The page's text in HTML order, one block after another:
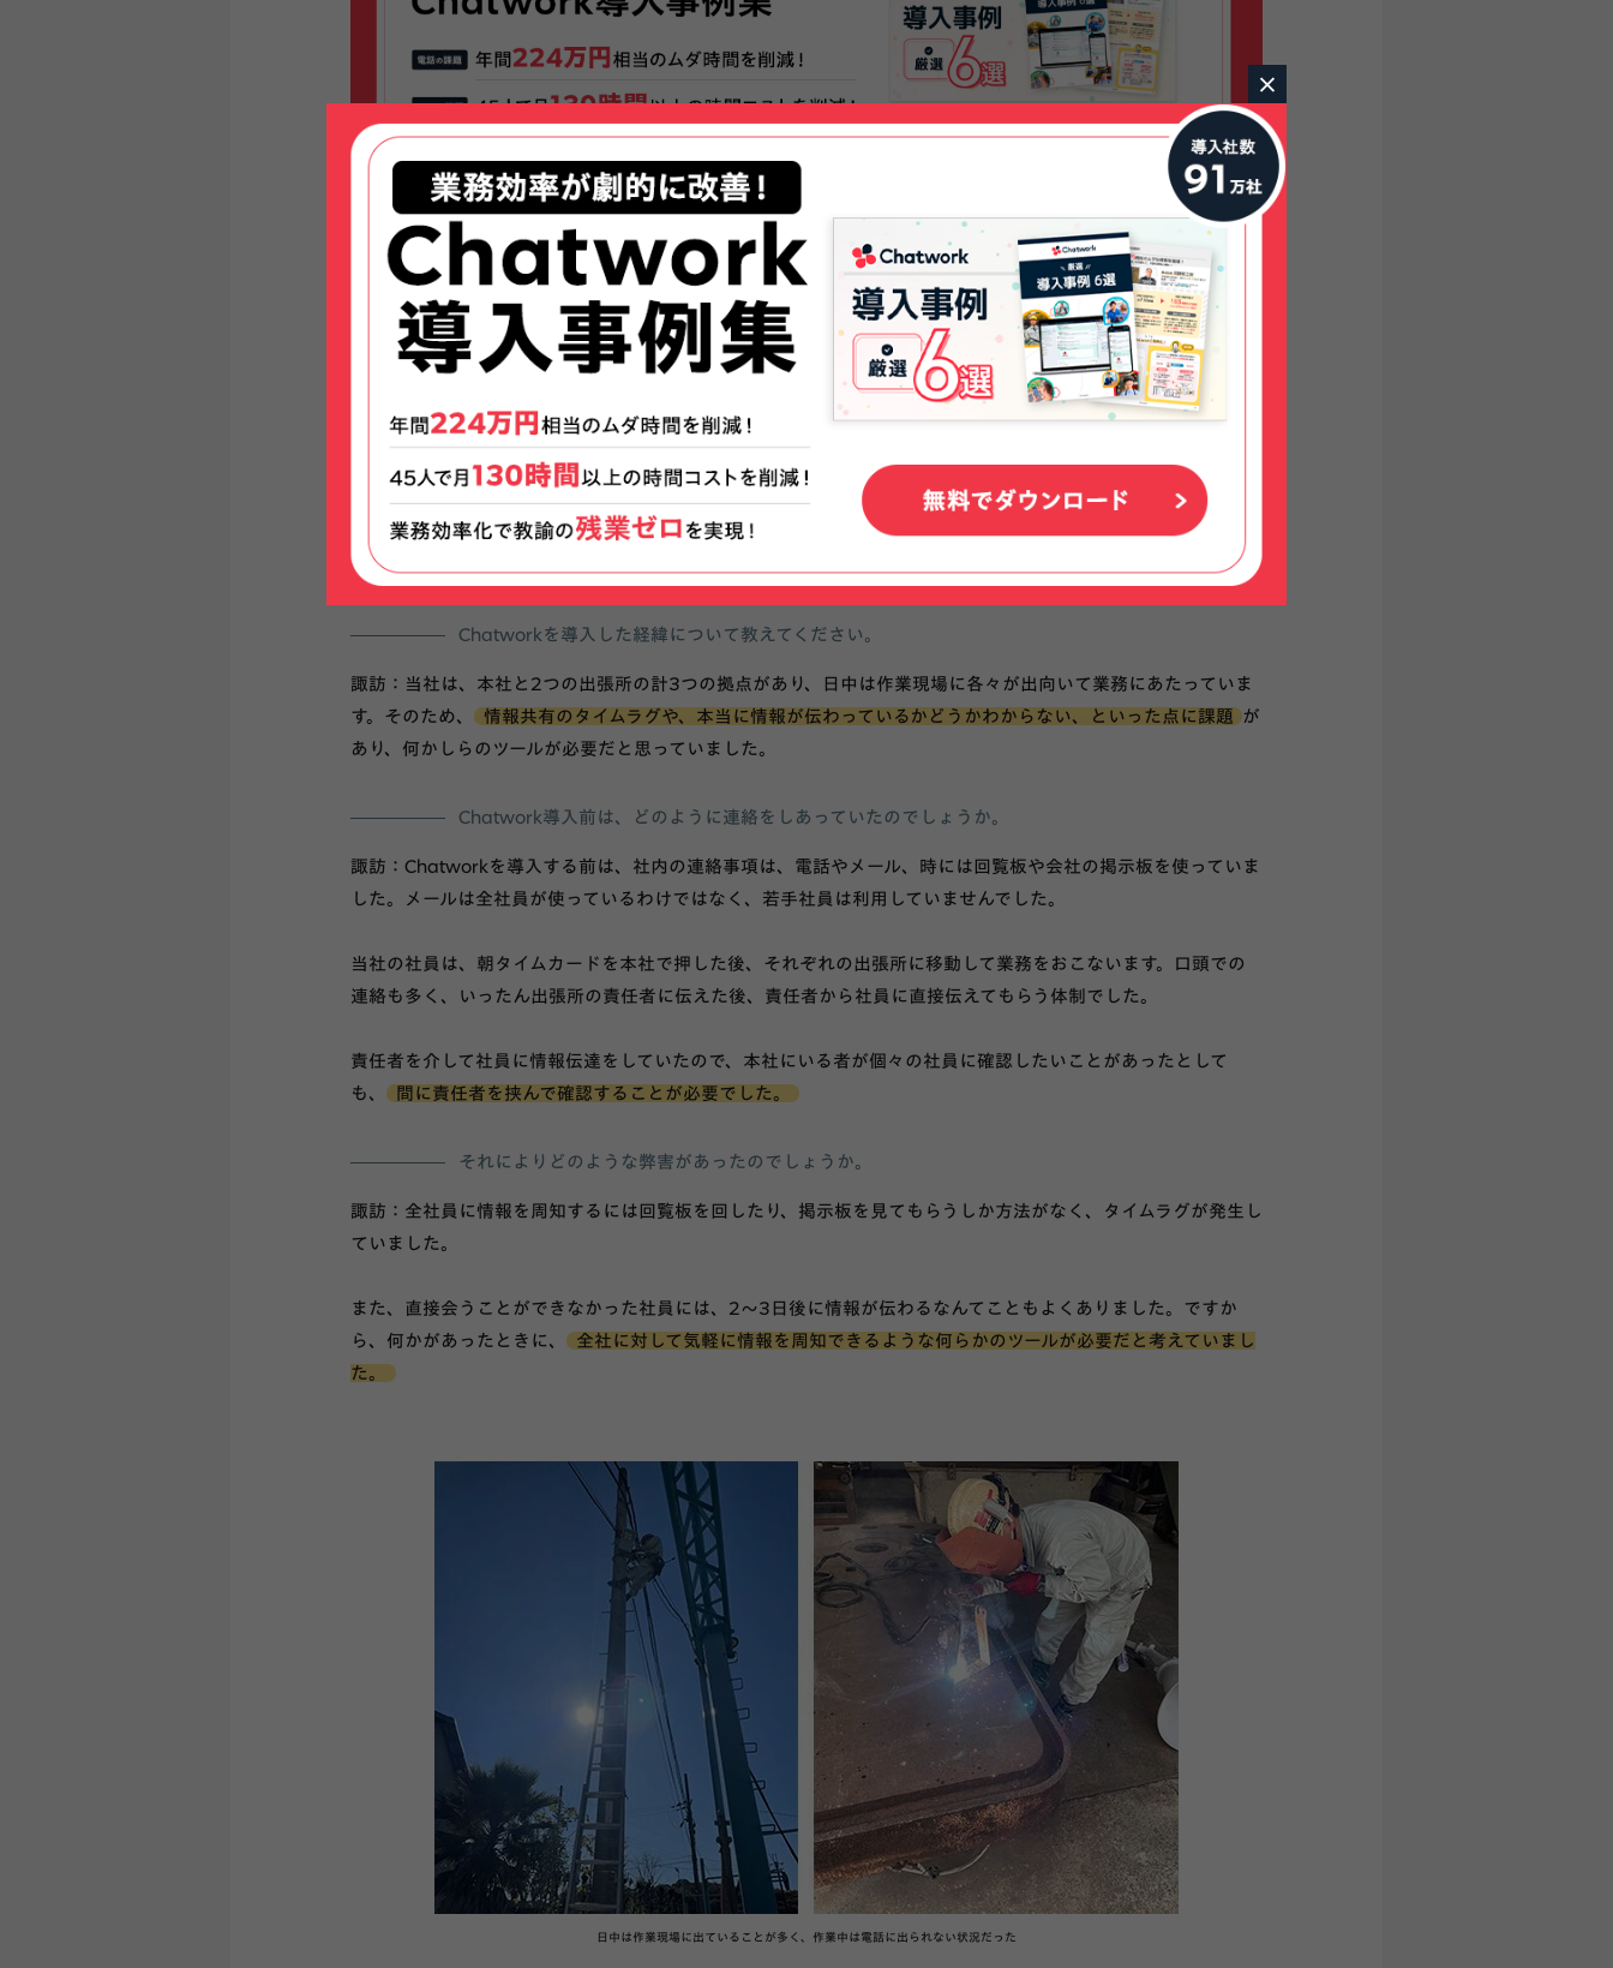
全社に情報を周知する術が回覧板と掲示板しかなく、タイムラ
グが発生していた
まず、貴社の事業内容について教えてください。
諏訪：当社は兵庫県姫路市にて電気計装工事業を営んでいる会社です。1946年に創業したので、かれこれ75年
の歴史があります。主に工場内の電気に関するインフラ工事や、姫路市や兵庫市などの官庁工事をおこなってい
ます。
Chatworkを導入した経緯について教えてください。
諏訪：当社は、本社と2つの出張所の計3つの拠点があり、日中は作業現場に各々が出向いて業務にあたっていま
す。そのため、
情報共有のタイムラグや、本当に情報が伝わっているかどうかわからない、といった点に課題 が
あり、何かしらのツールが必要だと思っていました。
Chatwork導入前は、どのように連絡をしあっていたのでしょうか。
諏訪：Chatworkを導入する前は、社内の連絡事項は、電話やメール、時には回覧板や会社の掲示板を使っていま
した。メールは全社員が使っているわけではなく、若手社員は利用していませんでした。
当社の社員は、朝タイムカードを本社で押した後、それぞれの出張所に移動して業務をおこないます。口頭での
連絡も多く、いったん出張所の責任者に伝えた後、責任者から社員に直接伝えてもらう体制でした。
責任者を介して社員に情報伝達をしていたので、本社にいる者が個々の社員に確認したいことがあったとして
も、
間に責任者を挟んで確認することが必要でした。
それによりどのような弊害があったのでしょうか。
諏訪：全社員に情報を周知するには回覧板を回したり、掲示板を見てもらうしか方法がなく、タイムラグが発生し
ていました。
また、直接会うことができなかった社員には、2～3日後に情報が伝わるなんてこともよくありました。ですか
ら、何かがあったときに、
全社に対して気軽に情報を周知できるような何らかのツールが必要だと考えていまし
た。
日中は作業現場に出ていることが多く、作業中は電話に出られない状況だった
×